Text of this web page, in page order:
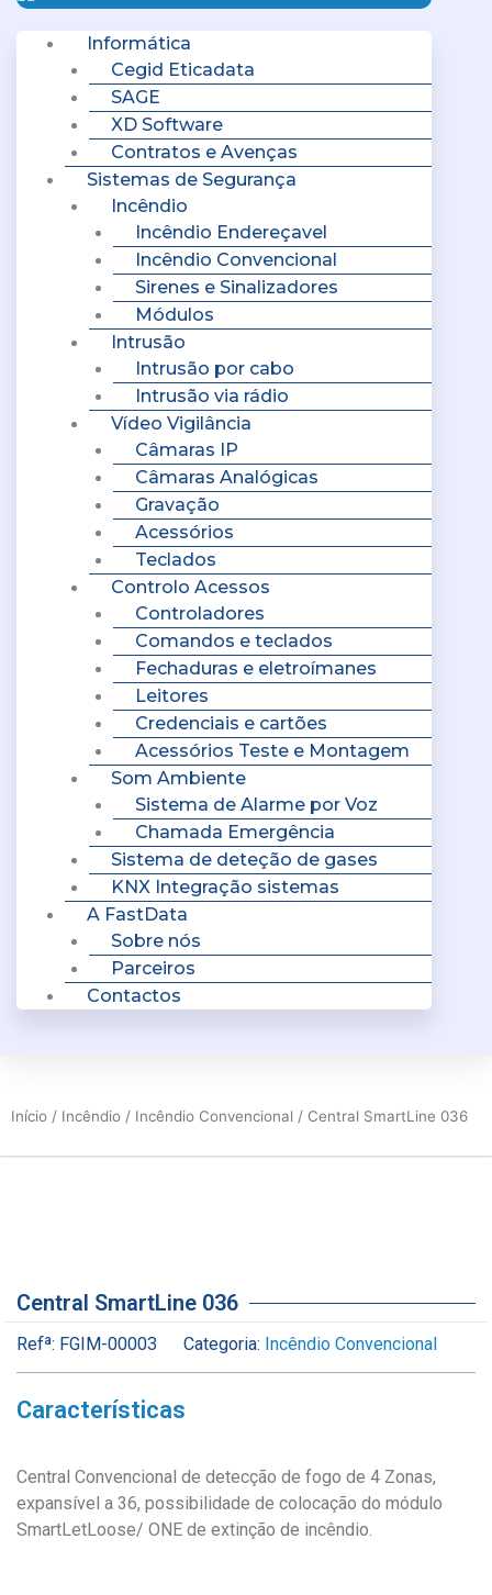
Informática
Cegid Eticadata
SAGE
XD Software
Contratos e Avenças
Sistemas de Segurança
Incêndio
Incêndio Endereçavel
Incêndio Convencional
Sirenes e Sinalizadores
Módulos
Intrusão
Intrusão por cabo
Intrusão via rádio
Vídeo Vigilância
Câmaras IP
Câmaras Analógicas
Gravação
Acessórios
Teclados
Controlo Acessos
Controladores
Comandos e teclados
Fechaduras e eletroímanes
Leitores
Credenciais e cartões
Acessórios Teste e Montagem
Som Ambiente
Sistema de Alarme por Voz
Chamada Emergência
Sistema de deteção de gases
KNX Integração sistemas
A FastData
Sobre nós
Parceiros
Contactos
Início / Incêndio / Incêndio Convencional / Central SmartLine 036
Central SmartLine 036
Refª: FGIM-00003 Categoria: Incêndio Convencional
Características
Central Convencional de detecção de fogo de 4 Zonas,
expansível a 36, possibilidade de colocação do módulo
SmartLetLoose/ ONE de extinção de incêndio.